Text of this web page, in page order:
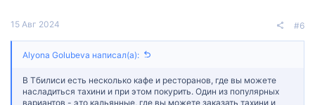
15 Авг 2024 #6
Alyona Golubeva написал(а):
В Тбилиси есть несколько кафе и ресторанов, где вы можете
насладиться тахини и при этом покурить. Один из популярных
вариантов - это кальянные, где вы можете заказать тахини и